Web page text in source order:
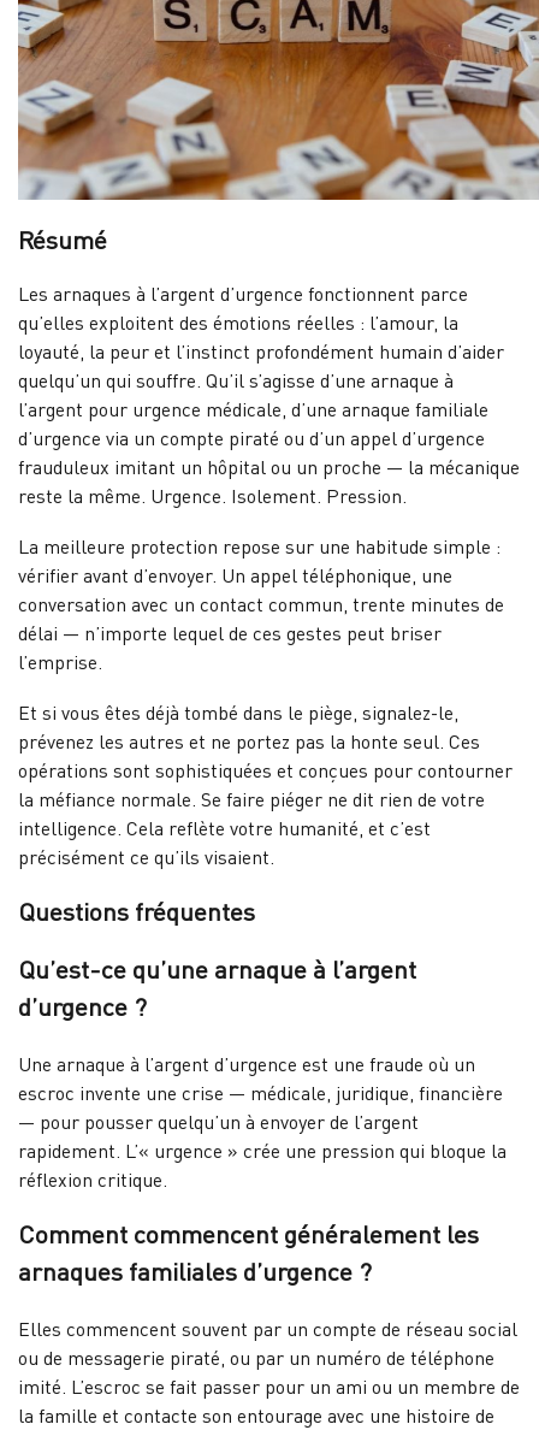
Résumé
Les arnaques à l’argent d’urgence fonctionnent parce
qu’elles exploitent des émotions réelles : l’amour, la
loyauté, la peur et l’instinct profondément humain d’aider
quelqu’un qui souffre. Qu’il s’agisse d’une arnaque à
l’argent pour urgence médicale, d’une arnaque familiale
d’urgence via un compte piraté ou d’un appel d’urgence
frauduleux imitant un hôpital ou un proche — la mécanique
reste la même. Urgence. Isolement. Pression.
La meilleure protection repose sur une habitude simple :
vérifier avant d’envoyer. Un appel téléphonique, une
conversation avec un contact commun, trente minutes de
délai — n’importe lequel de ces gestes peut briser
l’emprise.
Et si vous êtes déjà tombé dans le piège, signalez-le,
prévenez les autres et ne portez pas la honte seul. Ces
opérations sont sophistiquées et conçues pour contourner
la méfiance normale. Se faire piéger ne dit rien de votre
intelligence. Cela reflète votre humanité, et c’est
précisément ce qu’ils visaient.
Questions fréquentes
Qu’est-ce qu’une arnaque à l’argent
d’urgence ?
Une arnaque à l’argent d’urgence est une fraude où un
escroc invente une crise — médicale, juridique, financière
— pour pousser quelqu’un à envoyer de l’argent
rapidement. L’« urgence » crée une pression qui bloque la
réflexion critique.
Comment commencent généralement les
arnaques familiales d’urgence ?
Elles commencent souvent par un compte de réseau social
ou de messagerie piraté, ou par un numéro de téléphone
imité. L’escroc se fait passer pour un ami ou un membre de
la famille et contacte son entourage avec une histoire de